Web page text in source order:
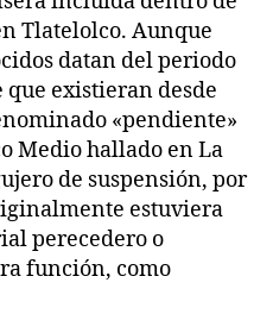
Tlatelolco. Aunque
datan del periodo
que existieran desde
«pendiente»
Medio hallado en La
de suspensión, por
estuviera
perecedero o
función, como